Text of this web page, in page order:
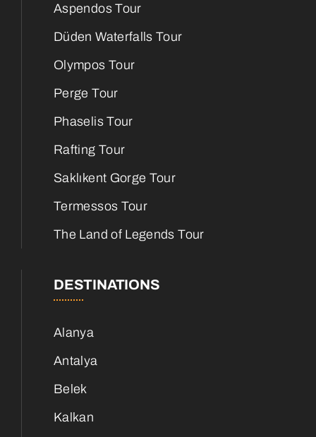
Aspendos Tour
Düden Waterfalls Tour
Olympos Tour
Perge Tour
Phaselis Tour
Rafting Tour
Saklıkent Gorge Tour
Termessos Tour
The Land of Legends Tour
DESTINATIONS
Alanya
Antalya
Belek
Kalkan